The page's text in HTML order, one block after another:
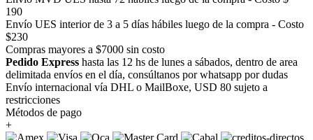
190
Envío UES interior de 3 a 5 días hábiles luego de la compra - Costo
$230
Compras mayores a $7000 sin costo
Pedido Express hasta las 12 hs de lunes a sábados, dentro de area
delimitada envíos en el día, consúltanos por whatsapp por dudas
Envío internacional vía DHL o MailBoxe, USD 80 sujeto a
restricciones
Métodos de pago
+